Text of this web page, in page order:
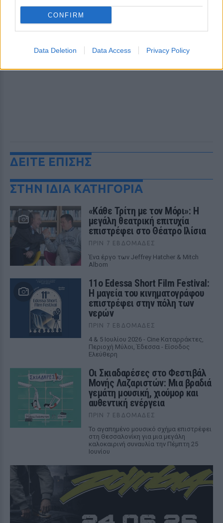
CONFIRM
Data Deletion Data Access Privacy Policy
ΔΕΙΤΕ ΕΠΙΣΗΣ
ΣΤΗΝ ΙΔΙΑ ΚΑΤΗΓΟΡΙΑ
«Κάθε Τρίτη με τον Μόρι»: Η
μεγάλη θεατρική επιτυχία
επιστρέφει στο Θέατρο Ιλίσια
ΠΡΙΝ 7 ΕΒΔΟΜΆΔΕΣ
Ένα έργο των Jeffrey Hatcher & Mitch
Albom
11ο Edessa Short Film Festival:
Η μαγεία του κινηματογράφου
επιστρέφει στην πόλη των
νερών
ΠΡΙΝ 7 ΕΒΔΟΜΆΔΕΣ
4 & 5 Ιουλίου 2026 - Cine Καταρράκτες,
Περιοχή Μύλοι, Έδεσσα - Είσοδος
Ελεύθερη
Οι Σκιαδαρέσες στο Φεστιβάλ
Μονής Λαζαριστών: Μια βραδιά
γεμάτη μουσική, χιούμορ και
αυθεντική ενέργεια
ΠΡΙΝ 7 ΕΒΔΟΜΆΔΕΣ
Το αγαπημένο μουσικό σχήμα επιστρέφει
στη Θεσσαλονίκη για μια μεγάλη
καλοκαιρινή συναυλία την Πέμπτη 25
Ιουνίου